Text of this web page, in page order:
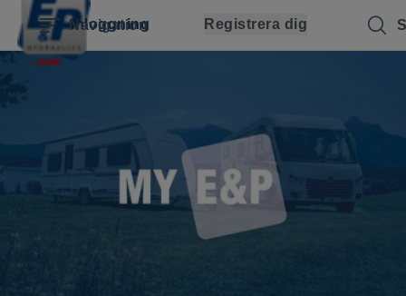
Hoppa över navigering
Hoppa till huvudinnehåll
Hoppa till huvudnavigering
Innehållsförteckning
Navigation
Inloggning Registrera dig